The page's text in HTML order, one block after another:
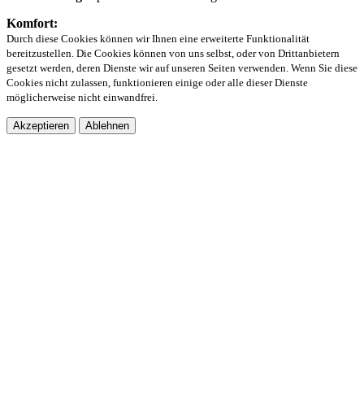
Komfort:
Durch diese Cookies können wir Ihnen eine erweiterte Funktionalität
bereitzustellen. Die Cookies können von uns selbst, oder von Drittanbietern
gesetzt werden, deren Dienste wir auf unseren Seiten verwenden. Wenn Sie diese
Cookies nicht zulassen, funktionieren einige oder alle dieser Dienste
möglicherweise nicht einwandfrei.
Akzeptieren Ablehnen